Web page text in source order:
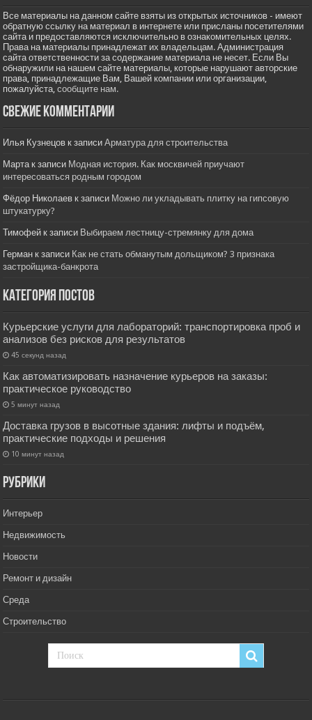
Все материалы на данном сайте взяты из открытых источников - имеют
обратную ссылку на материал в интернете или присланы посетителями
сайта и предоставляются исключительно в ознакомительных целях.
Права на материалы принадлежат их владельцам. Администрация
сайта ответственности за содержание материала не несет. Если Вы
обнаружили на нашем сайте материалы, которые нарушают авторские
права, принадлежащие Вам, Вашей компании или организации,
пожалуйста,сообщите нам.
Свежие комментарии
Илья Кузнецов к записиАрматура для строительства
Мартак записи Модная история. Как москвичей приучают
интересоваться родным городом
Фёдор Николаев к записи Можно ли укладывать плитку на гипсовую
штукатурку?
Тимофей к записи Выбираем лестницу-стремянку для дома
Герман к записи Как не стать обманутым дольщиком? 3 признака
застройщика-банкрота
Категория постов
Курьерские услуги для лабораторий: транспортировка проб и
анализов без рисков для результатов
45 секунд назад
Как автоматизировать назначение курьеров на заказы:
практическое руководство
5 минут назад
Доставка грузов в высотные здания: лифты и подъём,
практические подходы и решения
10 минут назад
РУбрики
Интерьер
Недвижимость
Новости
Ремонт и дизайн
Среда
Строительство